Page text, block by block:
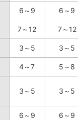
6～9 6～9
7～12 7～12
3～5 3～5
4～7 5～8
3～5 3～5
6～9 6～9